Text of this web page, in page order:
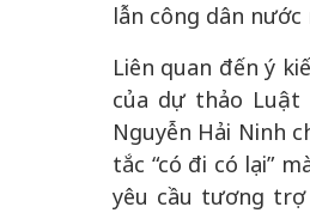
lẫn công dân nước
Liên quan đến ý
của dự thảo
Nguyễn Hải Ninh
tắc “có đi có lại”
yêu cầu tương